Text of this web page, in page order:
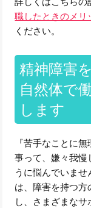
職したときのメリ
ください。
精神障害
自然体で
します
『苦手なことに
事って、嫌々我
うに悩んでいま
は、障害を持つ
し、さまざまなサ